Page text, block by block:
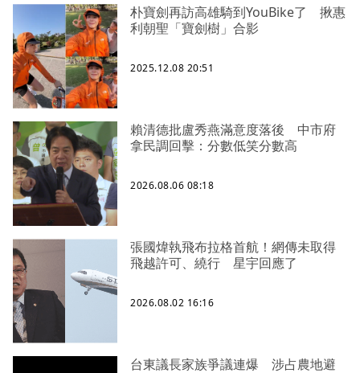
朴寶劍再訪高雄騎到YouBike了 揪惠
利朝聖「寶劍樹」合影
2025.12.08 20:51
賴清德批盧秀燕滿意度落後 中市府
拿民調回擊：分數低笑分數高
2026.08.06 08:18
張國煒執飛布拉格首航！網傳未取得
飛越許可、繞行 星宇回應了
2026.08.02 16:16
台東議長家族爭議連爆 涉占農地避